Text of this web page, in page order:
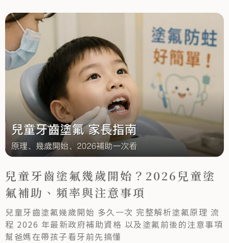
兒童牙齒塗氟幾歲開始？2026兒童塗
氟補助、頻率與注意事項
兒童牙齒塗氟幾歲開始 多久一次 完整解析塗氟原理 流
程 2026 年最新政府補助資格 以及塗氟前後的注意事項
幫爸媽在帶孩子看牙前先搞懂